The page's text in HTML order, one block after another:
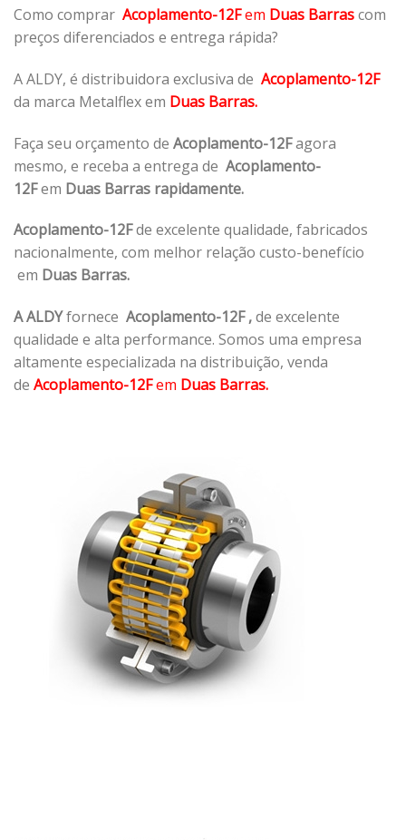
Como comprar Acoplamento-12Fem Duas Barrascom
preços diferenciados e entrega rápida?
A ALDY, é distribuidora exclusiva de Acoplamento-12F
da marca Metalflex em Duas Barras.
Faça seu orçamento de Acoplamento-12Fagora
mesmo, e receba a entrega de Acoplamento-
12Fem Duas Barras rapidamente.
Acoplamento-12Fde excelente qualidade, fabricados
nacionalmente, com melhor relação custo-benefício
em Duas Barras.
A ALDYfornece Acoplamento-12F ,de excelente
qualidade e alta performance. Somos uma empresa
altamente especializada na distribuição, venda
de Acoplamento-12Fem Duas Barras.